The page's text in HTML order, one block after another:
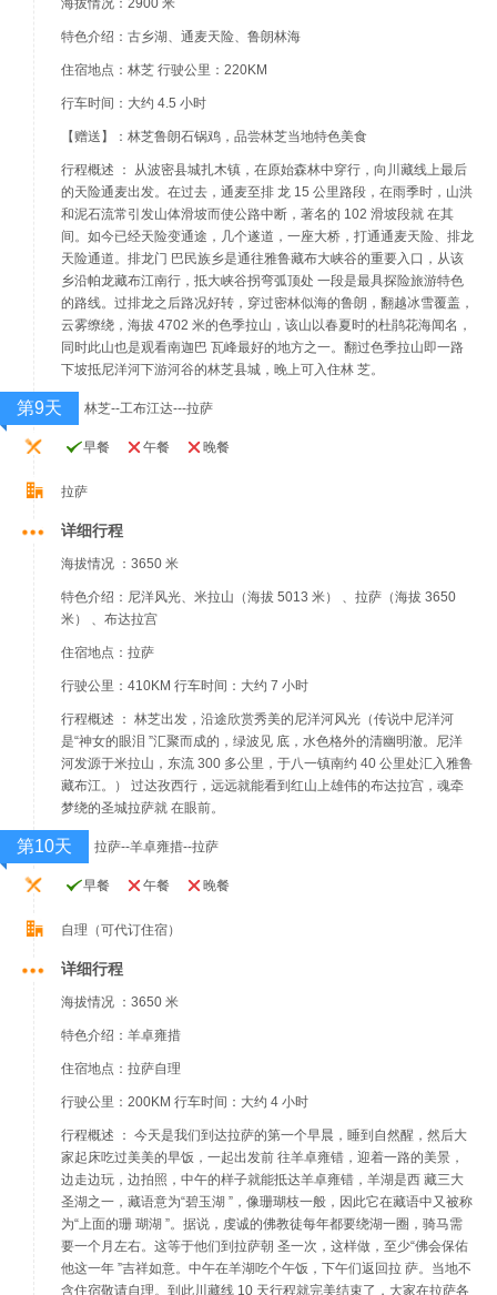
特色介绍：古乡湖、通麦天险、鲁朗林海
住宿地点：林芝 行驶公里：220KM
行车时间：大约 4.5 小时
【赠送】：林芝鲁朗石锅鸡，品尝林芝当地特色美食
行程概述 ： 从波密县城扎木镇，在原始森林中穿行，向川藏线上最后
的天险通麦出发。在过去，通麦至排 龙 15 公里路段，在雨季时，山洪
和泥石流常引发山体滑坡而使公路中断，著名的 102 滑坡段就 在其
间。如今已经天险变通途，几个遂道，一座大桥，打通通麦天险、排龙
天险通道。排龙门 巴民族乡是通往雅鲁藏布大峡谷的重要入口，从该
乡沿帕龙藏布江南行，抵大峡谷拐弯弧顶处 一段是最具探险旅游特色
的路线。过排龙之后路况好转，穿过密林似海的鲁朗，翻越冰雪覆盖，
云雾缭绕，海拔 4702 米的色季拉山，该山以春夏时的杜鹃花海闻名，
同时此山也是观看南迦巴 瓦峰最好的地方之一。翻过色季拉山即一路
下坡抵尼洋河下游河谷的林芝县城，晚上可入住林 芝。
第9天 林芝--工布江达---拉萨
早餐 午餐 晚餐
拉萨
详细行程
海拔情况 ：3650 米
特色介绍：尼洋风光、米拉山（海拔 5013 米） 、拉萨（海拔 3650
米） 、布达拉宫
住宿地点：拉萨
行驶公里：410KM 行车时间：大约 7 小时
行程概述 ： 林芝出发，沿途欣赏秀美的尼洋河风光（传说中尼洋河
是“神女的眼泪 ”汇聚而成的，绿波见 底，水色格外的清幽明澈。尼洋
河发源于米拉山，东流 300 多公里，于八一镇南约 40 公里处汇入雅鲁
藏布江。） 过达孜西行，远远就能看到红山上雄伟的布达拉宫，魂牵
梦绕的圣城拉萨就 在眼前。
第10天 拉萨--羊卓雍措--拉萨
早餐 午餐 晚餐
自理（可代订住宿）
详细行程
海拔情况 ：3650 米
特色介绍：羊卓雍措
住宿地点：拉萨自理
行驶公里：200KM 行车时间：大约 4 小时
行程概述 ： 今天是我们到达拉萨的第一个早晨，睡到自然醒，然后大
家起床吃过美美的早饭，一起出发前 往羊卓雍错，迎着一路的美景，
边走边玩，边拍照，中午的样子就能抵达羊卓雍错，羊湖是西 藏三大
圣湖之一，藏语意为“碧玉湖 ”，像珊瑚枝一般，因此它在藏语中又被称
为“上面的珊 瑚湖 ”。据说，虔诚的佛教徒每年都要绕湖一圈，骑马需
要一个月左右。这等于他们到拉萨朝 圣一次，这样做，至少“佛会保佑
他这一年 ”吉祥如意。中午在羊湖吃个午饭，下午们返回拉 萨。当地不
含住宿敬请自理。到此川藏线 10 天行程就完美结束了，大家在拉萨各